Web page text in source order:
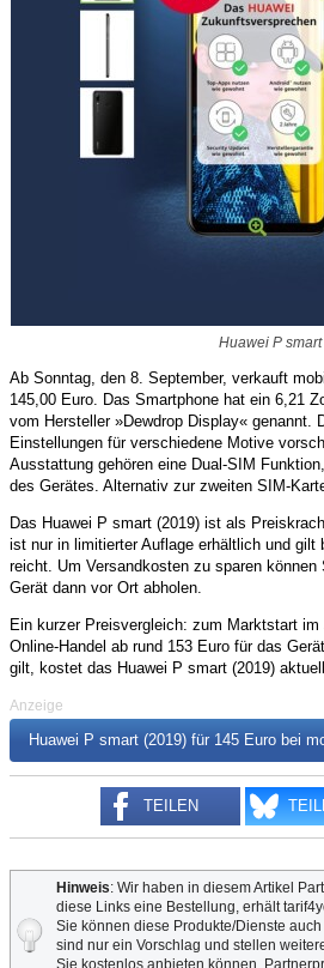
Huawei P
Ab Sonntag, den 8. September, verkauft
145,00 Euro. Das Smartphone hat ein 6,21
vom Hersteller »Dewdrop Display« genannt.
Einstellungen für verschiedene Motive
Ausstattung gehören eine Dual-SIM
des Gerätes. Alternativ zur zweiten SIM-
Das Huawei P smart (2019) ist als
ist nur in limitierter Auflage erhältlich und
reicht. Um Versandkosten zu sparen
Gerät dann vor Ort abholen.
Ein kurzer Preisvergleich: zum Marktstart
Online-Handel ab rund 153 Euro für das
gilt, kostet das Huawei P smart (2019)
Anzeige
Huawei P smart (2019) für 145 Euro bei
TEILEN
Hinweis: Wir haben in diesem Artikel
diese Links eine Bestellung, erhält
Sie können diese Produkte/Dienste
sind nur ein Vorschlag und stellen
Sie kostenlos anbieten können.